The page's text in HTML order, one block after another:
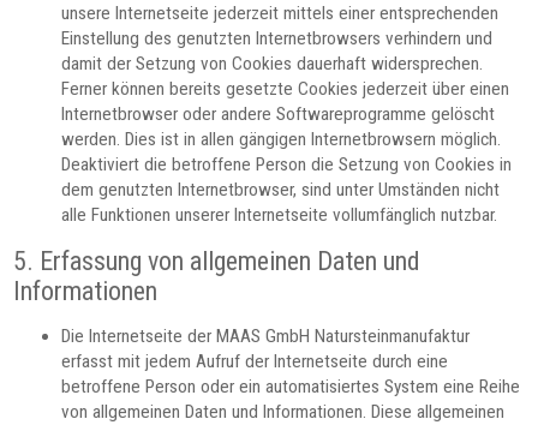
unsere Internetseite jederzeit mittels einer entsprechenden
Einstellung des genutzten Internetbrowsers verhindern und
damit der Setzung von Cookies dauerhaft widersprechen.
Ferner können bereits gesetzte Cookies jederzeit über einen
Internetbrowser oder andere Softwareprogramme gelöscht
werden. Dies ist in allen gängigen Internetbrowsern möglich.
Deaktiviert die betroffene Person die Setzung von Cookies in
dem genutzten Internetbrowser, sind unter Umständen nicht
alle Funktionen unserer Internetseite vollumfänglich nutzbar.
5. Erfassung von allgemeinen Daten und
Informationen
Die Internetseite der MAAS GmbH Natursteinmanufaktur
erfasst mit jedem Aufruf der Internetseite durch eine
betroffene Person oder ein automatisiertes System eine Reihe
von allgemeinen Daten und Informationen. Diese allgemeinen